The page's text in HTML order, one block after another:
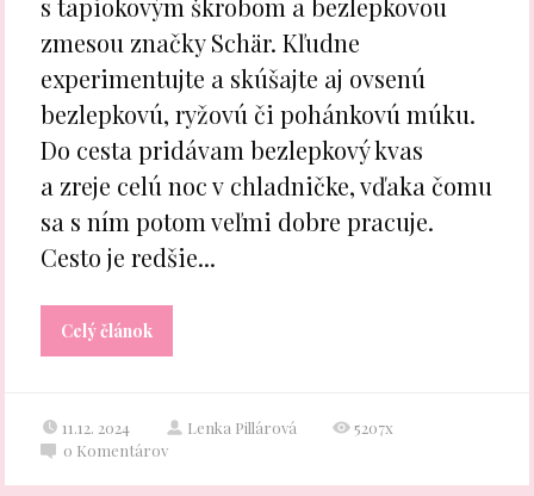
s tapiokovým škrobom a bezlepkovou
zmesou značky Schär. Kľudne
experimentujte a skúšajte aj ovsenú
bezlepkovú, ryžovú či pohánkovú múku.
Do cesta pridávam bezlepkový kvas
a zreje celú noc v chladničke, vďaka čomu
sa s ním potom veľmi dobre pracuje.
Cesto je redšie...
Celý článok
11.12. 2024 Lenka Pillárová
5207x
0 Komentárov